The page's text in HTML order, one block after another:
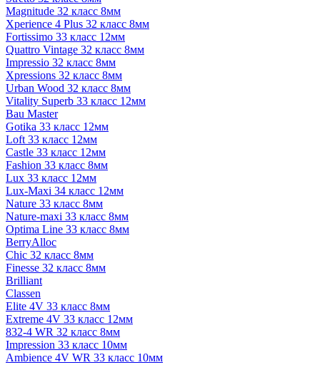
Magnitude 32 класс 8мм
Xperience 4 Plus 32 класс 8мм
Fortissimo 33 класс 12мм
Quattro Vintage 32 класс 8мм
Impressio 32 класс 8мм
Xpressions 32 класс 8мм
Urban Wood 32 класс 8мм
Vitality Superb 33 класс 12мм
Bau Master
Gotika 33 класс 12мм
Loft 33 класс 12мм
Castle 33 класс 12мм
Fashion 33 класс 8мм
Lux 33 класс 12мм
Lux-Maxi 34 класс 12мм
Nature 33 класс 8мм
Nature-maxi 33 класс 8мм
Optima Line 33 класс 8мм
BerryAlloc
Chic 32 класс 8мм
Finesse 32 класс 8мм
Brilliant
Classen
Elite 4V 33 класс 8мм
Extreme 4V 33 класс 12мм
832-4 WR 32 класс 8мм
Impression 33 класс 10мм
Ambience 4V WR 33 класс 10мм